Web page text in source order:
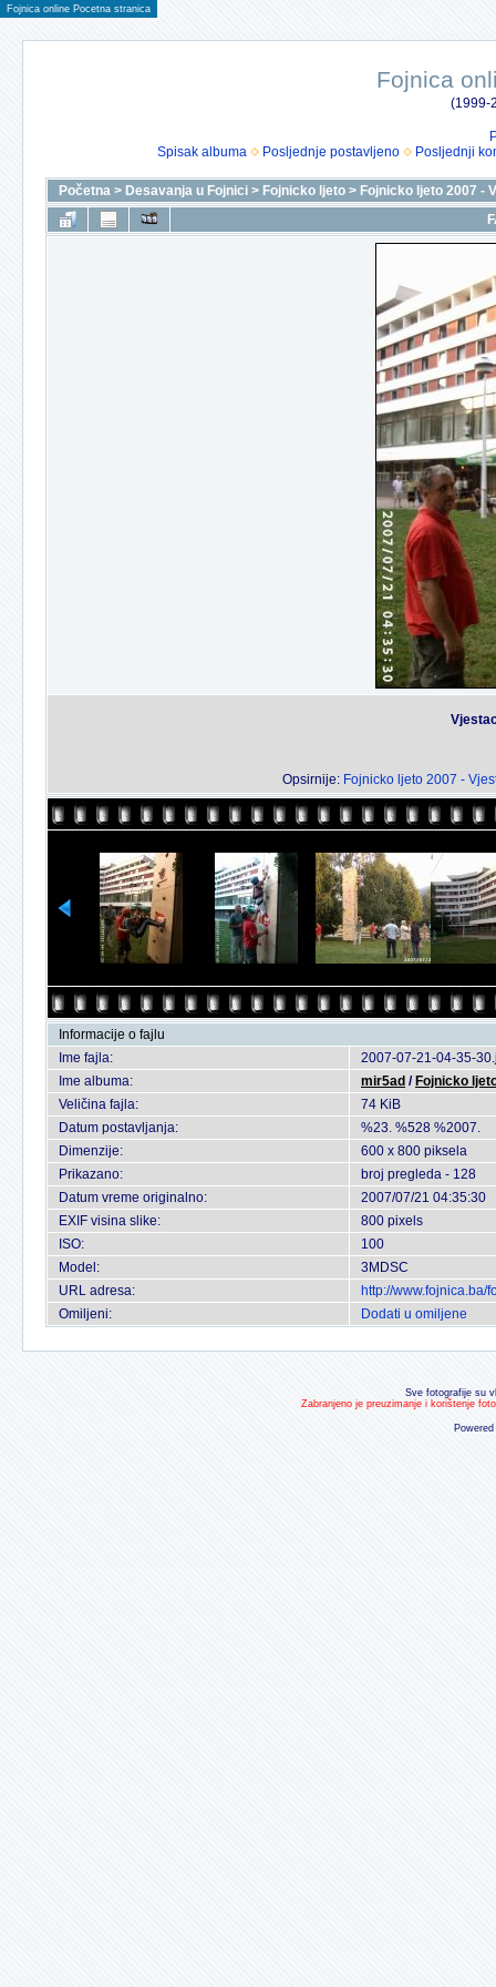
Fojnica online Pocetna stranica
Fojnica
(1999-
Spisak albuma
Posljednje postavljeno Posljednji
Početna > Desavanja u Fojnici > Fojnicko ljeto > Fojnicko ljeto 2007 -
Opsirnije: Fojnicko ljeto 2007 -
Informacije o fajlu
Ime fajla:
2007-07-21-04-35-
Ime albuma:
mir5ad / Fojnicko
Veličina fajla:
74 KiB
Datum postavljanja:
%23. %528 %2007.
Dimenzije:
600 x 800 piksela
Prikazano:
broj pregleda - 128
Datum vreme originalno:
2007/07/21 04:35:30
EXIF visina slike:
800 pixels
ISO:
100
Model:
3MDSC
URL adresa:
http://www.fojnica.ba/
Omiljeni:
Dodati u omiljene
Sve fotografije su
Zabranjeno je preuzimanje i korištenje